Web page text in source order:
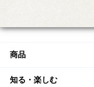
商品
商品TOP
知る・楽しむ